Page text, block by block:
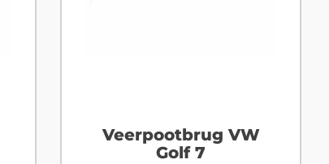
Veerpootbrug VW
Golf 7